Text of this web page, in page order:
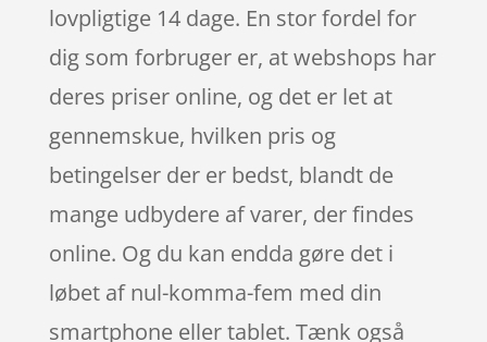
lovpligtige 14 dage. En stor fordel for
dig som forbruger er, at webshops har
deres priser online, og det er let at
gennemskue, hvilken pris og
betingelser der er bedst, blandt de
mange udbydere af varer, der findes
online. Og du kan endda gøre det i
løbet af nul-komma-fem med din
smartphone eller tablet. Tænk også